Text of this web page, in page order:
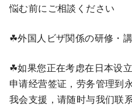
悩む前にご相談ください
☘外国人ビザ関係の研修・
☘如果您正在考虑在日本设立
申请经营签证，劳务管理到
我会支援，请随时与我们联